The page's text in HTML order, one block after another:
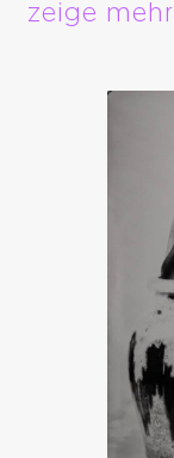
zeige mehr